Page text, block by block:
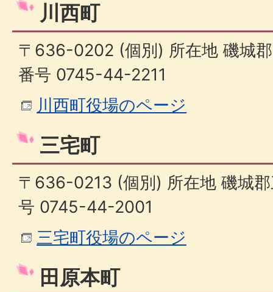
川西町
〒636-0202 (個別) 所在地 磯城
番号 0745-44-2211
川西町役場のページ
三宅町
〒636-0213 (個別) 所在地 磯城
号 0745-44-2001
三宅町役場のページ
田原本町